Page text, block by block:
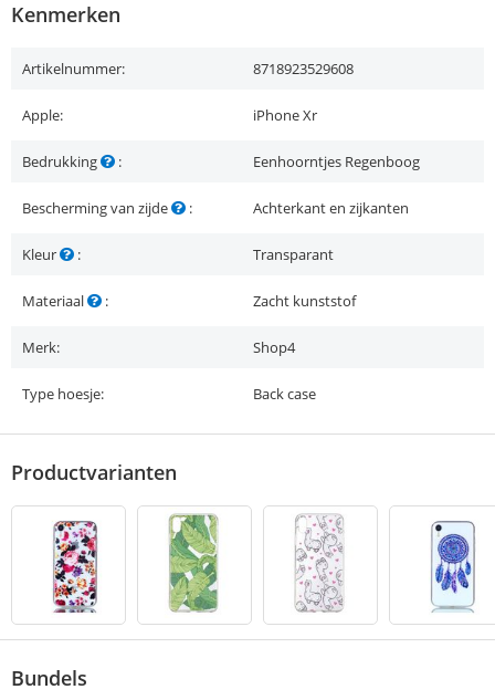
Kenmerken
Artikelnummer: 8718923529608
Apple: iPhone Xr
Bedrukking : Eenhoorntjes Regenboog
Bescherming van zijde : Achterkant en zijkanten
Kleur : Transparant
Materiaal : Zacht kunststof
Merk: Shop4
Type hoesje: Back case
Productvarianten
Bundels